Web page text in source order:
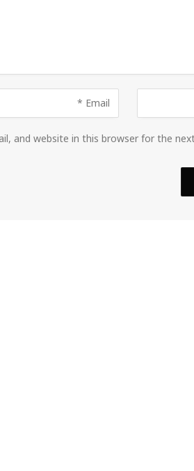
and website in this browser for the